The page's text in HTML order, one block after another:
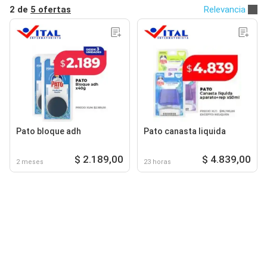
2 de 5 ofertas Relevancia
Pato bloque adh
2 meses $ 2.189,00
Pato canasta liquida
23 horas $ 4.839,00